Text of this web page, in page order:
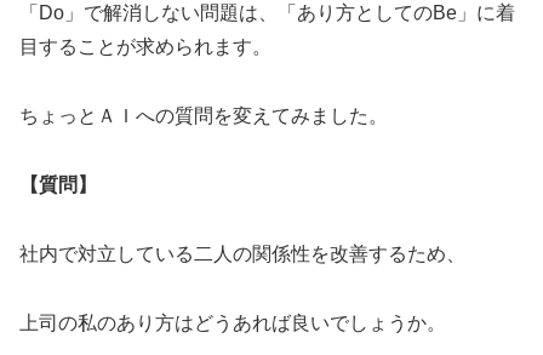
「Do」で解消しない問題は、「あり方としてのBe」に着
目することが求められます。
ちょっとＡＩへの質問を変えてみました。
【質問】
社内で対立している二人の関係性を改善するため、
上司の私のあり方はどうあれば良いでしょうか。